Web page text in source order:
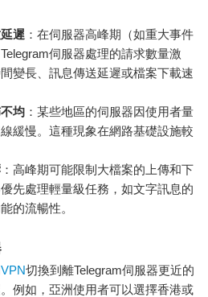
遲 ：在伺服器高峰期（如重大事件
伺服器處理的請求數量激
變長、訊息傳送延遲或檔案下載速
均 ：某些地區的伺服器因使用者量
緩慢。這種現象在網路基礎設施較
：高峰期可能限制大檔案的上傳和下
先處理輕量級任務，如文字訊息的
的流暢性。
VPN切換到離Telegram伺服器更近的
例如，亞洲使用者可以選擇香港或